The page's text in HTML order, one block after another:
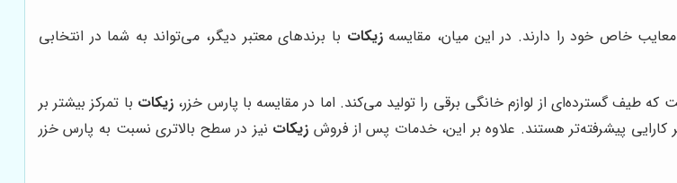
معایب خاص خود را دارند. در این میان، مقایسهزیکات با برندهای معتبر دیگر، می‌تواند به شما در انتخابی
که طیف گسترده‌ای از لوازم خانگی برقی را تولید می‌کند. اما در مقایسه با پارس خزر،زیکات با تمرکز بیشتر بر
پیشرفته‌تر هستند. علاوه بر این، خدمات پس از فروش زیکات نیز در سطح بالاتری نسبت به پارس خزر